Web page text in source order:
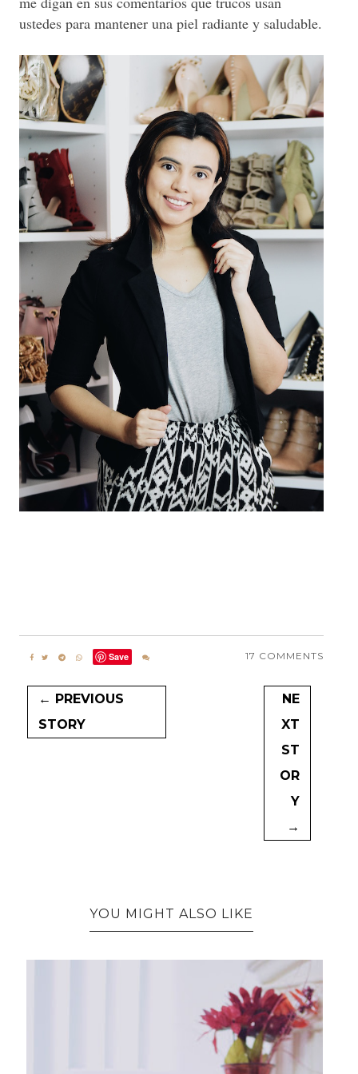
ustedes para mantener una piel radiante y saludable.
17 COMMENTS
Save
← PREVIOUS
STORY
NE
XT
ST
OR
Y
→
YOU MIGHT ALSO LIKE